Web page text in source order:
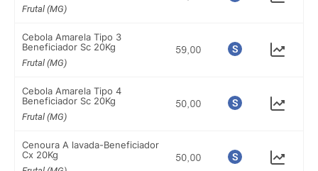
Frutal (MG)
Cebola Amarela Tipo 3
Beneficiador Sc 20Kg
Frutal (MG)
Cebola Amarela Tipo 4
Beneficiador Sc 20Kg
Frutal (MG)
Cenoura A lavada-Beneficiador
Cx 20Kg